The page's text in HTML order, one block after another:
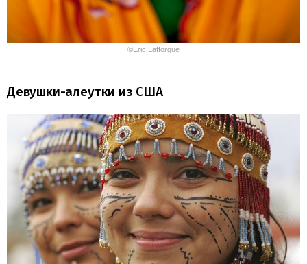
©Eric Lafforgue
Девушки-алеутки из США